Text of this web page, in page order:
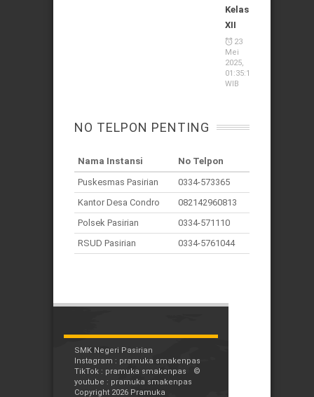
Kelas
XII
23
Mei
2025,
01:35:11
WIB
NO TELPON PENTING
Nama Instansi
No Telpon
Puskesmas Pasirian
0334-573365
Kantor Desa Condro
082142960813
Polsek Pasirian
0334-571110
RSUD Pasirian
0334-5761044
SMK Negeri Pasirian
Instagram : pramuka smakenpas
TikTok : pramuka smakenpas
youtube : pramuka smakenpas
©
Copyright 2026 Pramuka